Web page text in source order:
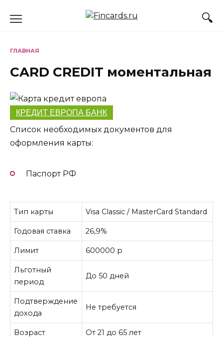
ГЛАВНАЯ
CARD CREDIT моментальная
КРЕДИТ ЕВРОПА БАНК
Список необходимых документов для
оформления карты:
Паспорт РФ
Тип карты Visa Classic / MasterCard Standard
Годовая ставка 26,9%
Лимит 600000 p
Льготный
период
До 50 дней
Подтверждение
дохода
Не требуется
Возраст От 21 до 65 лет